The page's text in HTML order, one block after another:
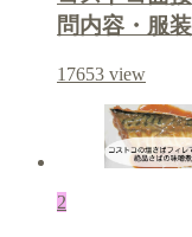
問内容・服
17653 view
2